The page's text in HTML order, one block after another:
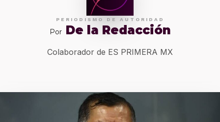
PERIODISMO DE AUTORIDAD
Por De la Redacción
Colaborador de ES PRIMERA MX